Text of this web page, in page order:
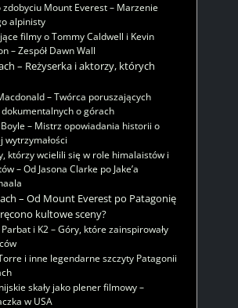
zdobyciu Mount Everest – Marzenie
alpinisty
filmy o Tommy Caldwell i Kevin
– Zespół Dawn Wall
– Reżyserka i aktorzy, których
– Twórca poruszających
o górach
– Mistrz opowiadania historii o
wytrzymałości
którzy wcielili się w role himalaistów i
– Od Jasona Clarke po Jake’a
– Od Mount Everest po Patagonię
kultowe sceny?
i K2 – Góry, które zainspirowały
i inne legendarne szczyty Patagonii
skały jako plener filmowy –
w USA